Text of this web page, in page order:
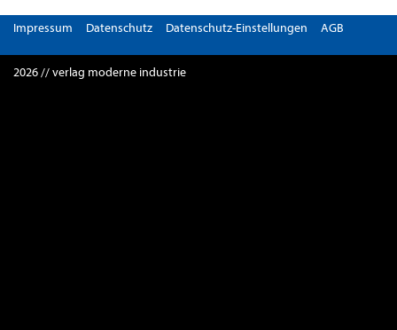
Impressum Datenschutz Datenschutz-Einstellungen AGB
2026 // verlag moderne industrie